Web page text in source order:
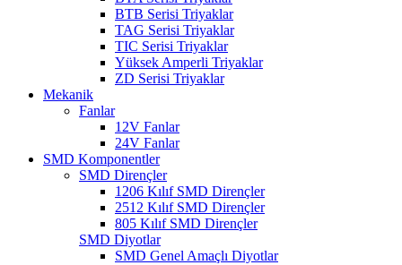
BTB Serisi Triyaklar
TAG Serisi Triyaklar
TIC Serisi Triyaklar
Yüksek Amperli Triyaklar
ZD Serisi Triyaklar
Mekanik
Fanlar
12V Fanlar
24V Fanlar
SMD Komponentler
SMD Dirençler
1206 Kılıf SMD Dirençler
2512 Kılıf SMD Dirençler
805 Kılıf SMD Dirençler
SMD Diyotlar
SMD Genel Amaçlı Diyotlar